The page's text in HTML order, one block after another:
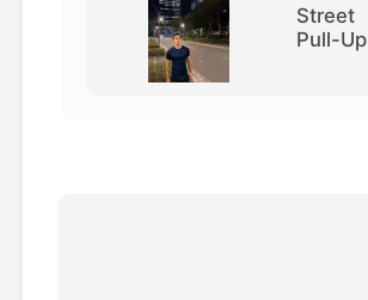
Street
Pull-Up